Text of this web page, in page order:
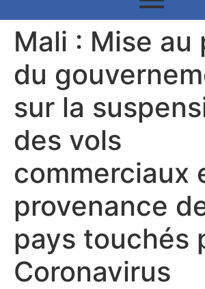
Mali : Mise au
du
sur la
des vols
commerciaux
provenance
pays touchés
Coronavirus